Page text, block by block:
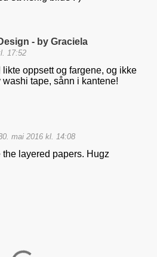
- by Graciela
17:52
likte oppsett og fargene, og ikke
washi tape, sånn i kantene!
mai 2016 kl. 14:08
the layered papers. Hugz